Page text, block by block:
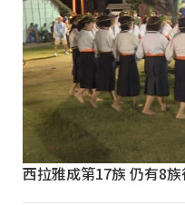
西拉雅成第17族 仍有8